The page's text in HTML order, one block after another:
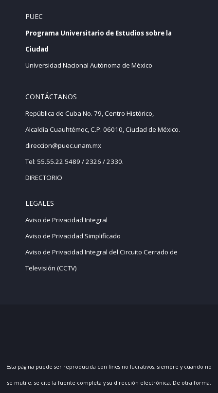
PUEC
Programa Universitario de Estudios sobre la
Ciudad
Universidad Nacional Autónoma de México
CONTÁCTANOS
República de Cuba No. 79, Centro Histórico,
Alcaldía Cuauhtémoc, C.P. 06010, Ciudad de México.
direccion@puec.unam.mx
Tel: 55.55.22.5489 / 2326 / 2330.
DIRECTORIO
LEGALES
Aviso de Privacidad Integral
Aviso de Privacidad Simplificado
Aviso de Privacidad Integral del Circuito Cerrado de
Televisión (CCTV)
Esta página puede ser reproducida con fines no lucrativos, siempre y cuando no
se mutile, se cite la fuente completa y su dirección electrónica. De otra forma,